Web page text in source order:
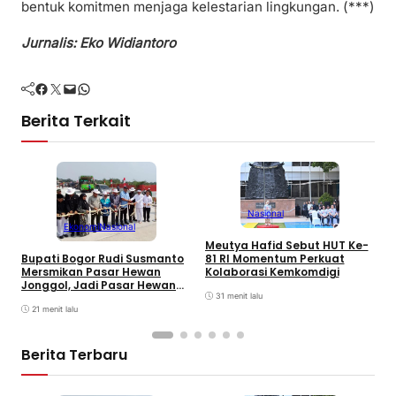
bentuk komitmen menjaga kelestarian lingkungan. (***)
Jurnalis: Eko Widiantoro
Facebook Twitter Mail WhatsApp
Berita Terkait
EkonomiNasional
Bupati Bogor Rudi Susmanto
Mersmikan Pasar Hewan
Jonggol, Jadi Pasar Hewan
21 menit lalu
Nasional
Meutya Hafid Sebut HUT Ke-
81 RI Momentum Perkuat
Kolaborasi Kemkomdigi
31 menit lalu
Berita Terbaru